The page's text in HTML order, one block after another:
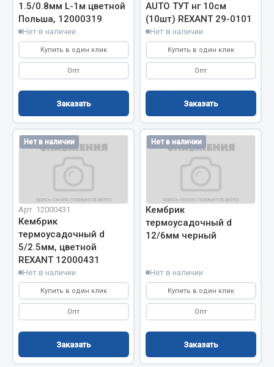
Подвеска
Система питания
Система выпуска газа
Система охлаждения
Весь раздел
Тормозная система
Колеса и шины
Система охлаждения
Подвеска
Кабина
Оперение кабины
Весь раздел
1.5/0.8мм L-1м цветной
Польша, 12000319
Нет в наличии
Купить в один клик
Опт
Заказать
AUTO ТУТ нг 10см
(10шт) REXANT 29-0101
Нет в наличии
Купить в один клик
Опт
Заказать
Нет в наличии
Арт. 12000431
Кембрик
термоусадочный d
5/2.5мм, цветной
REXANT 12000431
Нет в наличии
Купить в один клик
Опт
Заказать
Нет в наличии
Кембрик
термоусадочный d
12/6мм черный
Нет в наличии
Купить в один клик
Опт
Заказать